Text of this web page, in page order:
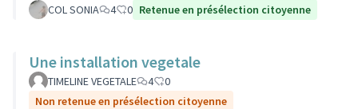
COL SONIA 4 0 Retenue en présélection citoyenne
Une installation vegetale
TIMELINE VEGETALE 4
0
Non retenue en présélection citoyenne